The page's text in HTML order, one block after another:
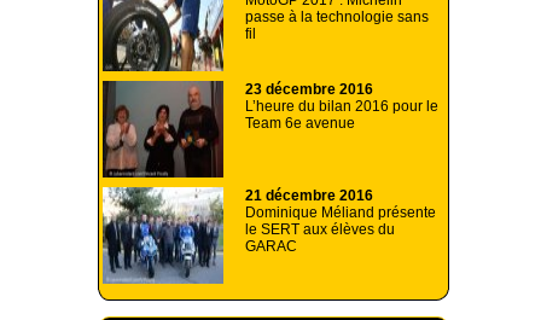
passe à la technologie sans
fil
23 décembre 2016
L’heure du bilan 2016 pour le
Team 6e avenue
21 décembre 2016
Dominique Méliand présente
le SERT aux élèves du
GARAC